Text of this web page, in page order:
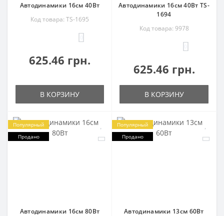
Автодинамики 16см 40Вт
Код товара: TS-1695
625.46 грн.
В КОРЗИНУ
Автодинамики 16см 40Вт TS-
1694
Код товара: 9978
625.46 грн.
В КОРЗИНУ
Популярный
Продано
Автодинамики 16см 80Вт
Популярный
Продано
Автодинамики 13см 60Вт